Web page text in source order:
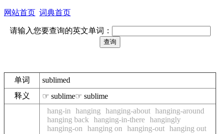
网站首页 词典首页
请输入您要查询的英文单词：
单词
sublimed
释义
☞ sublime☞ sublime
hang-in hanging hanging-about hanging-around
hanging back
hanging-in-there hangingly
hanging-on
hanging on hanging-out hanging out